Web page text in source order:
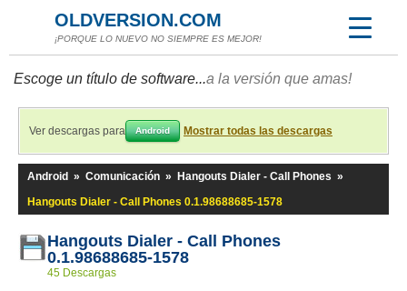
OLDVERSION.COM
¡PORQUE LO NUEVO NO SIEMPRE ES MEJOR!
Escoge un título de software...a la versión que amas!
Ver descargas para Android Mostrar todas las descargas
Android » Comunicación » Hangouts Dialer - Call Phones »
Hangouts Dialer - Call Phones 0.1.98688685-1578
Hangouts Dialer - Call Phones
0.1.98688685-1578
45 Descargas